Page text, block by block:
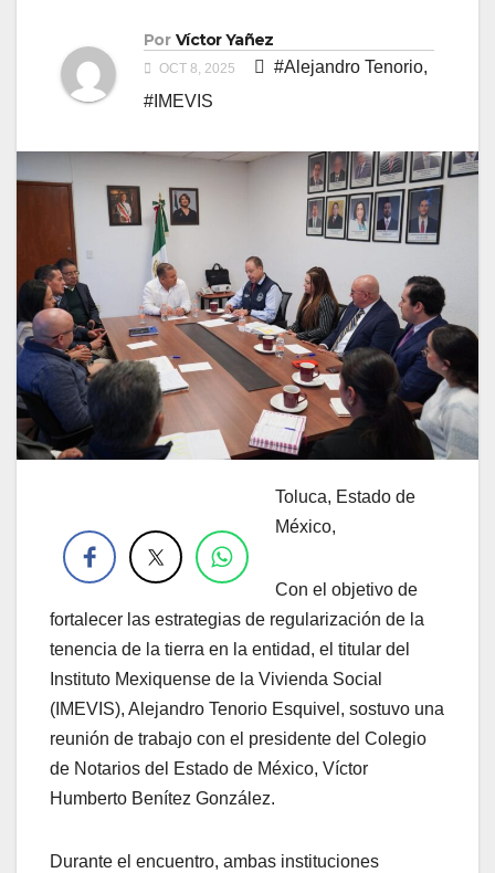
Por Víctor Yañez
OCT 8, 2025 #Alejandro Tenorio,
#IMEVIS
Toluca, Estado de
México,
Con el objetivo de
fortalecer las estrategias de regularización de la
tenencia de la tierra en la entidad, el titular del
Instituto Mexiquense de la Vivienda Social
(IMEVIS), Alejandro Tenorio Esquivel, sostuvo una
reunión de trabajo con el presidente del Colegio
de Notarios del Estado de México, Víctor
Humberto Benítez González.
Durante el encuentro, ambas instituciones